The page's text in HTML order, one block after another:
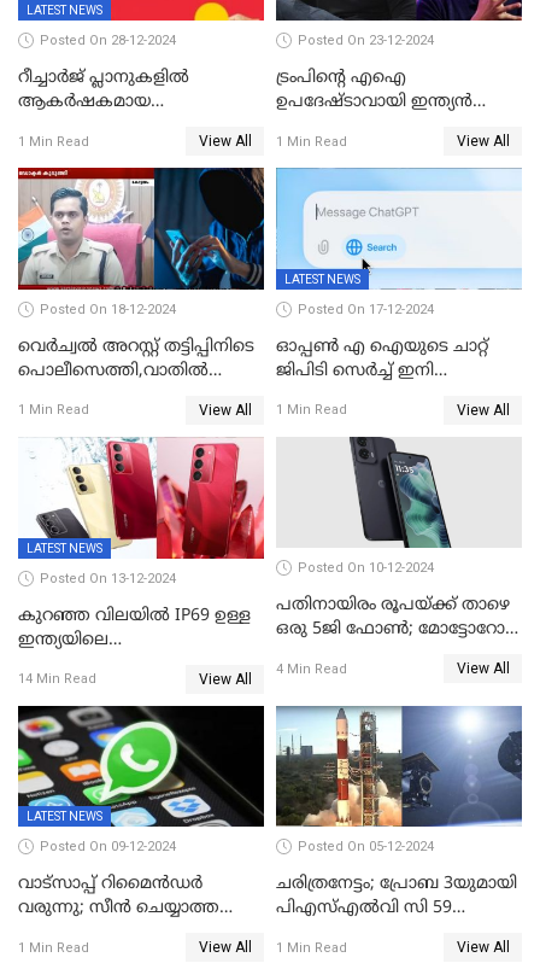
LATEST NEWS
Posted On 28-12-2024
റീച്ചാര്‍ജ് പ്ലാനുകളില്‍
ആകർഷകമായ
വരുത്തി വിഐ
1 Min Read View All
Posted On 23-12-2024
ട്രംപിന്റെ എഐ
ഉപദേഷ്ടാവായി ഇന്ത്യൻ
1 Min Read View All
Posted On 18-12-2024
വെർച്വൽ അറസ്റ്റ് തട്ടിപ്പിനിടെ
പൊലീസെത്തി,വാതില്‍
ഡോക്ടർ വിസമ്മതിച്ചിട്ടും
ഫോൺ വാങ്ങി;
നിർണായകമായത് ബാങ്കിന്റെ
സംശയം
1 Min Read View All
LATEST NEWS
Posted On 17-12-2024
ഓപ്പൺ എ ഐയുടെ ചാറ്റ്
ജിപിടി സെർച്ച് ഇനി
ഉപയോഗിക്കാം
1 Min Read View All
LATEST NEWS
Posted On 13-12-2024
കുറഞ്ഞ വിലയിൽ IP69 ഉള്ള
ഇന്ത്യയിലെ
സ്‌കാനര്‍, എല്‍ഇഡി
ഫ്‌ളാഷിനൊപ്പം രണ്ട് കാമറ
സെന്‍സറുകള്‍; റിയല്‍മി 14
എക്‌സ് 18ന് വിപണിയില്‍
14 Min Read View All
Posted On 10-12-2024
പതിനായിരം രൂപയ്ക്ക് താഴെ
ഒരു 5ജി ഫോൺ; മോട്ടോറോള
അവതരിപ്പിച്ചു
4 Min Read View All
LATEST NEWS
Posted On 09-12-2024
വാട്സാപ്പ് റിമൈൻഡർ
വരുന്നു; സീൻ ചെയ്യാത്ത
ഓർമിപ്പിക്കും ഈ
1 Min Read View All
Posted On 05-12-2024
ചരിത്രനേട്ടം; പ്രോബ 3യുമായി
പിഎസ്എല്‍വി സി 59
വിജയം
1 Min Read View All